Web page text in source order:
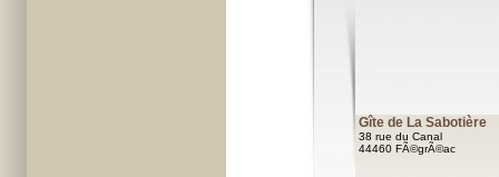
Gîte de La Sabotière
38 rue du Canal
44460 FÃ©grÃ©ac